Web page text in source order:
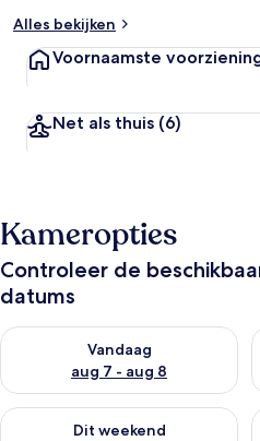
Alles bekijken
Voornaamste
Net als thuis (6)
Kameropties
Controleer de
datums
Vandaag
aug 7 - aug 8
De beschikbaarheid controleren
Dit weekend
De beschikbaarheid